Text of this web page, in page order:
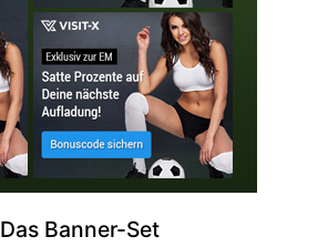
Das Banner-Set